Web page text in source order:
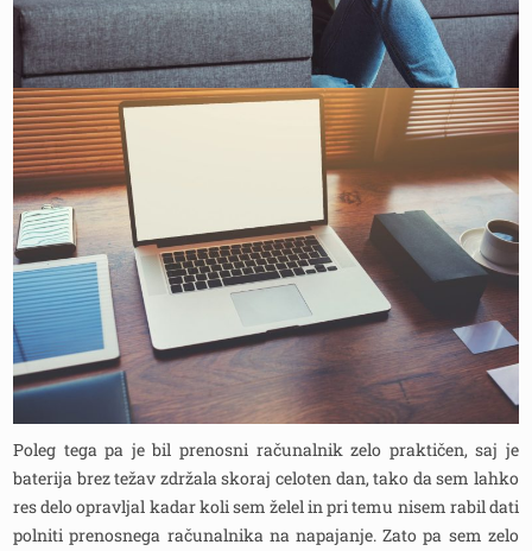
Poleg tega pa je bil prenosni računalnik zelo praktičen, saj je
baterija brez težav zdržala skoraj celoten dan, tako da sem lahko
res delo opravljal kadar koli sem želel in pri temu nisem rabil dati
polniti prenosnega računalnika na napajanje. Zato pa sem zelo